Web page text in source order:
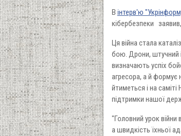
В інтерв'ю
кібербезпеки
Ця війна стала
бою. Дрони, штучний
визначають успіх
агресора, а й формує
йтиметься і на
підтримки нашої
"Головний урок війни
а швидкість їхньої